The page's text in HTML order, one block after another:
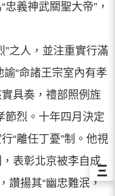
義神武關聖大帝”，
”之人，並注重實行滿
“命諸王宗室內有孝
具奏，禮部照例旌
節烈。十年四月決定
“離任丁憂”制。他視
表彰北京被李自成
讚揚其“幽忠難泯，
Ξ